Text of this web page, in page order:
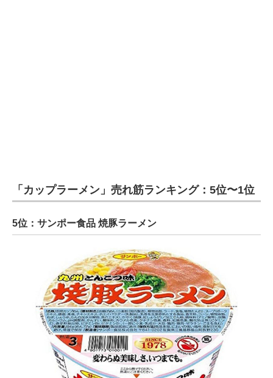
「カップラーメン」売れ筋ランキング：5位〜1位
5位：サンポー食品 焼豚ラーメン